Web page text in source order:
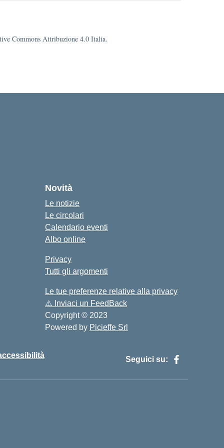
Commons Attribuzione 4.0 Italia.
Novità
Le notizie
Le circolari
Calendario eventi
Albo online
Privacy
Tutti gli argomenti
Le tue preferenze relative alla privacy
⚠️ Inviaci un FeedBack
Copyright © 2023
Powered by Picieffe Srl
Seguici su: